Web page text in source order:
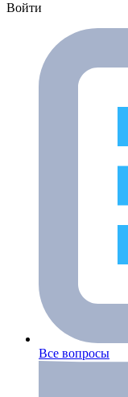
Войти
Все вопросы